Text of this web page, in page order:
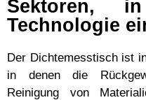
Sektoren,
Technologie
Der Dichtemesstisch ist
in denen die
Reinigung von